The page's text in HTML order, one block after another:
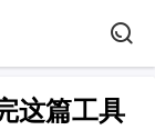
这篇工具